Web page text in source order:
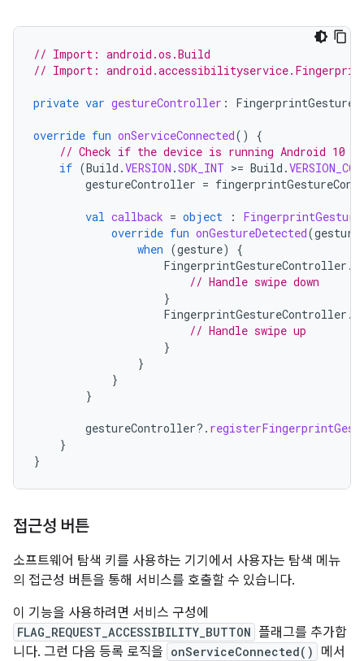
// Import: android.os.Build
// Import:
private var gestureController :
override fun onServiceConnected()
{
// Check if the device is running Android 10
if (Build .VERSION .SDK_INT >= Build .
gestureController =
val callback = object :
override fun onGestureDetected(gesture
when (gesture)
{
FingerprintGestureController .
// Handle swipe down
}
FingerprintGestureController .
// Handle swipe up
}
}
}
}
gestureController?.
}
}
접근성 버튼
소프트웨어 탐색 키를 사용하는 기기에서 사용자는 탐색 메뉴
의 접근성 버튼을 통해 서비스를 호출할 수 있습니다.
이 기능을 사용하려면 서비스 구성에
FLAG_REQUEST_ACCESSIBILITY_BUTTON 플래그를 추가합
니다. 그런 다음 등록 로직을 onServiceConnected() 메서